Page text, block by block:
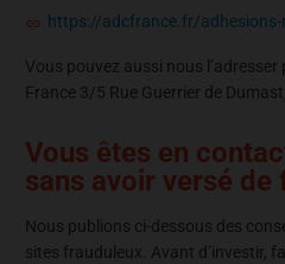
https://adcfrance.fr/
Vous pouvez aussi nous l’adresser
France 3/5 Rue Guerrier de
Vous êtes en
sans avoir versé de
Nous publions ci-dessous des
sites frauduleux. Avant d’investir,